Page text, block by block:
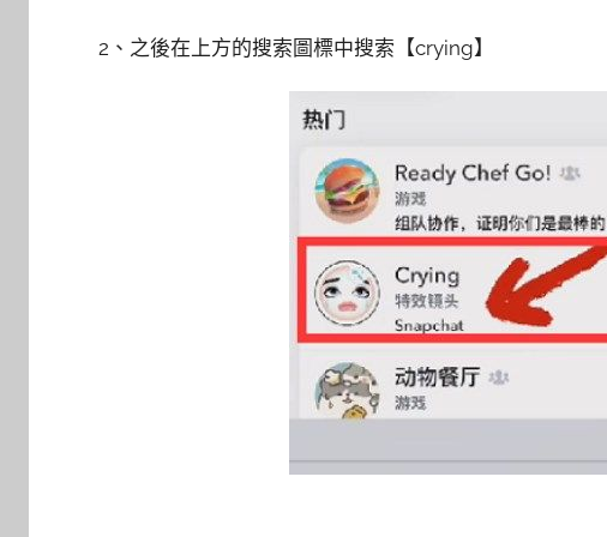
2、之後在上方的搜索圖標中搜索【crying】